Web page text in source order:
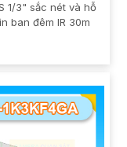
1/3" sắc nét và hỗ
ban đêm IR 30m